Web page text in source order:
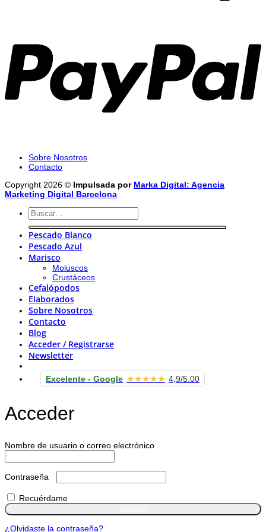
Sobre Nosotros
Contacto
Copyright 2026 © Impulsada por Marka Digital: Agencia
Marketing Digital Barcelona
Buscar
por:
Pescado Blanco
Pescado Azul
Marisco
Moluscos
Crustáceos
Cefalópodos
Elaborados
Sobre Nosotros
Contacto
Blog
Acceder / Registrarse
Newsletter
Excelente - Google ★★★★★ 4,9/5.00
Acceder
Nombre de usuario o correo electrónico
Contraseña
Recuérdame
¿Olvidaste la contraseña?